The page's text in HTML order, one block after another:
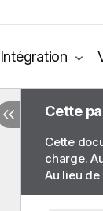
Intégration
Cette
Cette
charge.
Au lieu